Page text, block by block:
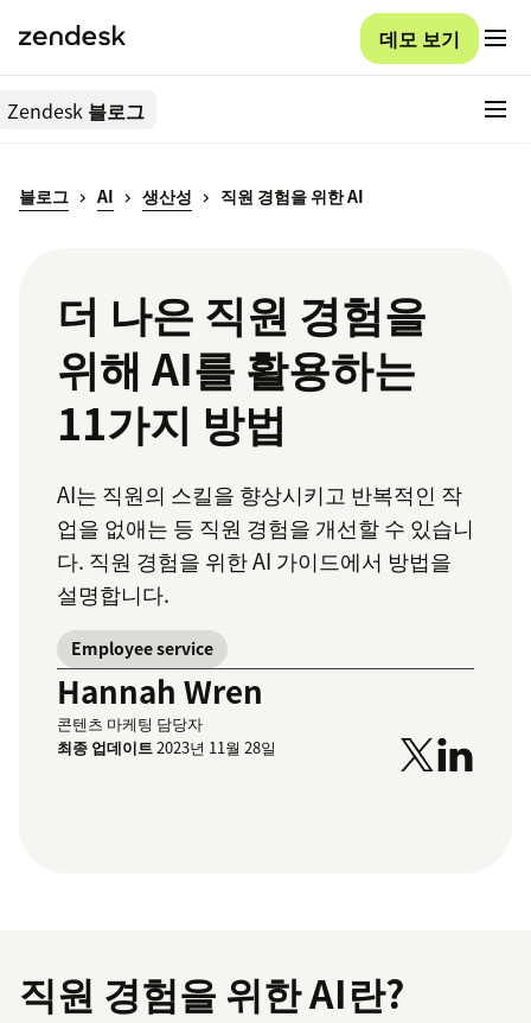
데모 보기
Zendesk 블로그
블로그 AI 생산성 직원 경험을 위한 AI
더 나은 직원 경험을
위해 AI를 활용하는
11가지 방법
AI는 직원의 스킬을 향상시키고 반복적인 작
업을 없애는 등 직원 경험을 개선할 수 있습니
다. 직원 경험을 위한 AI 가이드에서 방법을
설명합니다.
Employee service
Hannah Wren
콘텐츠 마케팅 담당자
최종 업데이트2023년 11월 28일
직원 경험을 위한 AI란?